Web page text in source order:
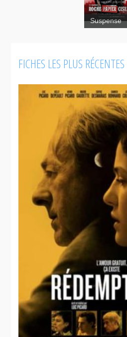
Roche
Papier
Suspense
FICHES LES PLUS RÉCENTES